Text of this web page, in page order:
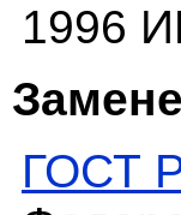
1996
ГОСТ